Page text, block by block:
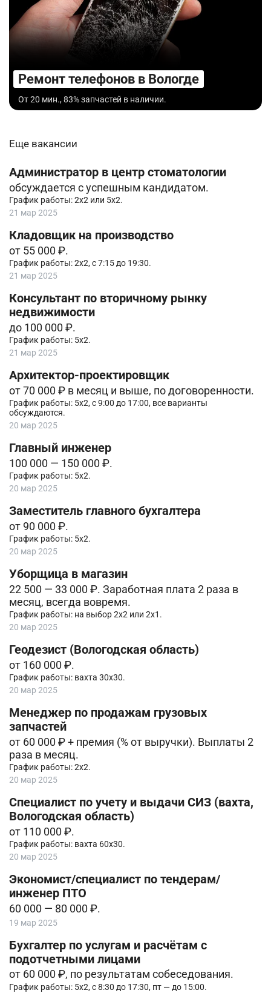
Ремонт телефонов в Вологде
От 20 мин., 83% запчастей в наличии.
Еще вакансии
Администратор в центр стоматологии
обсуждается с успешным кандидатом.
График работы: 2х2 или 5х2.
21 мар 2025
Кладовщик на производство
от 55 000 ₽.
График работы: 2х2, с 7:15 до 19:30.
21 мар 2025
Консультант по вторичному рынку
недвижимости
до 100 000 ₽.
График работы: 5х2.
21 мар 2025
Архитектор-проектировщик
от 70 000 ₽ в месяц и выше, по договоренности.
График работы: 5х2, с 9:00 до 17:00, все варианты
обсуждаются.
20 мар 2025
Главный инженер
100 000 — 150 000 ₽.
График работы: 5х2.
20 мар 2025
Заместитель главного бухгалтера
от 90 000 ₽.
График работы: 5х2.
20 мар 2025
Уборщица в магазин
22 500 — 33 000 ₽. Зарaбoтнaя плата 2 paзa в
мecяц, всегда вовpемя.
График работы: на выбор 2х2 или 2х1.
20 мар 2025
Геодезист (Вологодская область)
от 160 000 ₽.
График работы: вахта 30х30.
20 мар 2025
Менеджер по продажам грузовых
запчастей
от 60 000 ₽ + премия (% от выручки). Выплаты 2
раза в месяц.
График работы: 2х2.
20 мар 2025
Специалист по учету и выдачи СИЗ (вахта,
Вологодская область)
от 110 000 ₽.
График работы: вахта 60х30.
20 мар 2025
Экономист/специалист по тендерам/
инженер ПТО
60 000 — 80 000 ₽.
19 мар 2025
Бухгалтер по услугам и расчётам с
подотчетными лицами
от 60 000 ₽, по результатам собеседования.
График работы: 5х2, с 8:30 до 17:30, пт — до 15:00.